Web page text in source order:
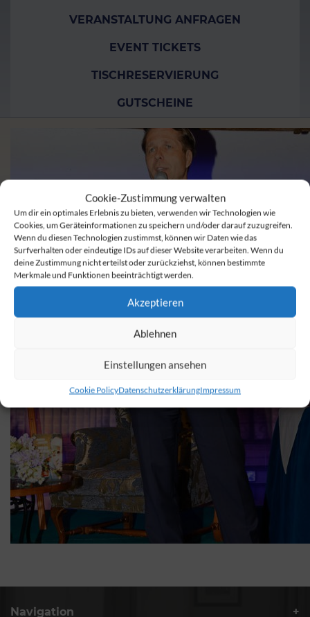
Cookie-Zustimmung verwalten
Um dir ein optimales Erlebnis zu bieten, verwenden wir Technologien wie
Cookies, um Geräteinformationen zu speichern und/oder darauf zuzugreifen.
Wenn du diesen Technologien zustimmst, können wir Daten wie das
Surfverhalten oder eindeutige IDs auf dieser Website verarbeiten. Wenn du
deine Zustimmung nicht erteilst oder zurückziehst, können bestimmte
Merkmale und Funktionen beeinträchtigt werden.
Akzeptieren
Ablehnen
Einstellungen ansehen
Cookie PolicyDatenschutzerklärungImpressum
VERANSTALTUNG ANFRAGEN
EVENT TICKETS
TISCHRESERVIERUNG
GUTSCHEINE
Navigation